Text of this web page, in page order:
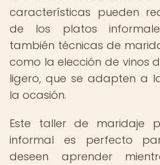
características pueden
de los platos
también técnicas de
como la elección de vinos
ligero, que se adapten a
la ocasión.
Este taller de maridaje
informal es perfecto
deseen aprender